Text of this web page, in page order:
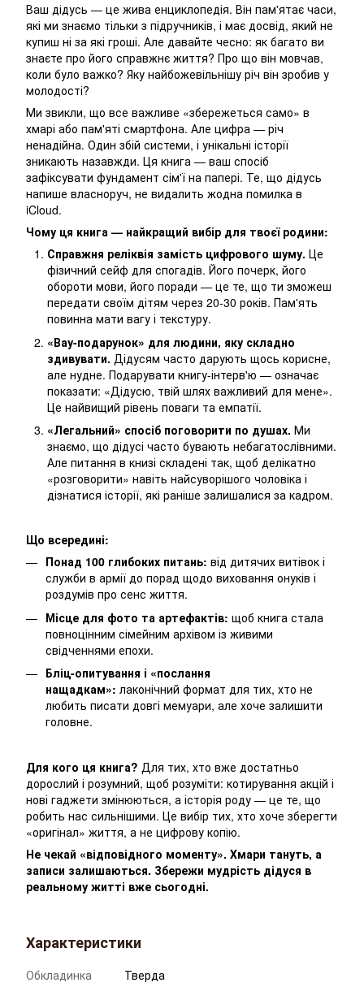
Ваш дідусь — це жива енциклопедія. Він пам'ятає часи,
які ми знаємо тільки з підручників, і має досвід, який не
купиш ні за які гроші. Але давайте чесно: як багато ви
знаєте про його справжнє життя? Про що він мовчав,
коли було важко? Яку найбожевільнішу річ він зробив у
молодості?
Ми звикли, що все важливе «збережеться само» в
хмарі або пам'яті смартфона. Але цифра — річ
ненадійна. Один збій системи, і унікальні історії
зникають назавжди. Ця книга — ваш спосіб
зафіксувати фундамент сім'ї на папері. Те, що дідусь
напише власноруч, не видалить жодна помилка в
iCloud.
Чому ця книга — найкращий вибір для твоєї родини:
Справжня реліквія замість цифрового шуму. Це
фізичний сейф для спогадів. Його почерк, його
обороти мови, його поради — це те, що ти зможеш
передати своїм дітям через 20-30 років. Пам'ять
повинна мати вагу і текстуру.
«Вау-подарунок» для людини, яку складно
здивувати. Дідусям часто дарують щось корисне,
але нудне. Подарувати книгу-інтерв'ю — означає
показати: «Дідусю, твій шлях важливий для мене».
Це найвищий рівень поваги та емпатії.
«Легальний» спосіб поговорити по душах. Ми
знаємо, що дідусі часто бувають небагатослівними.
Але питання в книзі складені так, щоб делікатно
«розговорити» навіть найсуворішого чоловіка і
дізнатися історії, які раніше залишалися за кадром.
Що всередині:
Понад 100 глибоких питань: від дитячих витівок і
служби в армії до порад щодо виховання онуків і
роздумів про сенс життя.
Місце для фото та артефактів: щоб книга стала
повноцінним сімейним архівом із живими
свідченнями епохи.
Бліц-опитування і «послання
нащадкам»: лаконічний формат для тих, хто не
любить писати довгі мемуари, але хоче залишити
головне.
Для кого ця книга? Для тих, хто вже достатньо
дорослий і розумний, щоб розуміти: котирування акцій і
нові гаджети змінюються, а історія роду — це те, що
робить нас сильнішими. Це вибір тих, хто хоче зберегти
«оригінал» життя, а не цифрову копію.
Не чекай «відповідного моменту». Хмари тануть, а
записи залишаються. Збережи мудрість дідуся в
реальному житті вже сьогодні.
Характеристики
Обкладинка Тверда